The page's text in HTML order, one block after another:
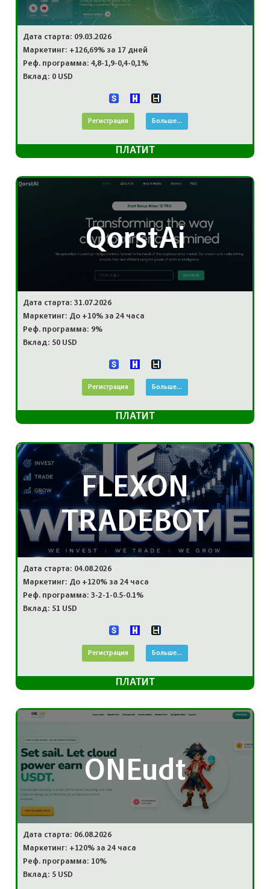
Дата старта: 09.03.2026
Маркетинг: +126,69% за 17 дней
Реф. программа: 4,8-1,9-0,4-0,1%
Вклад: 0 USD
Регистрация Больше...
ПЛАТИТ
QorstAi
Дата старта: 31.07.2026
Маркетинг: До +10% за 24 часа
Реф. программа: 9%
Вклад: 50 USD
Регистрация Больше...
ПЛАТИТ
FLEXON
TRADEBOT
Дата старта: 04.08.2026
Маркетинг: До +120% за 24 часа
Реф. программа: 3-2-1-0.5-0.1%
Вклад: 51 USD
Регистрация Больше...
ПЛАТИТ
ONEudt
Дата старта: 06.08.2026
Маркетинг: +120% за 24 часа
Реф. программа: 10%
Вклад: 5 USD